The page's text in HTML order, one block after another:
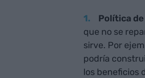
Política
que no se
sirve. Por
podría
los beneficios